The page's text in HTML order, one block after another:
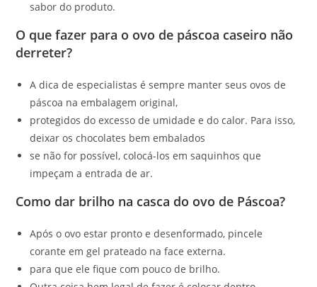
sabor do produto.
O que fazer para o ovo de páscoa caseiro não
derreter?
A dica de especialistas é sempre manter seus ovos de
páscoa na embalagem original,
protegidos do excesso de umidade e do calor. Para isso,
deixar os chocolates bem embalados
se não for possível, colocá-los em saquinhos que
impeçam a entrada de ar.
Como dar brilho na casca do ovo de Páscoa?
Após o ovo estar pronto e desenformado, pincele
corante em gel prateado na face externa.
para que ele fique com pouco de brilho.